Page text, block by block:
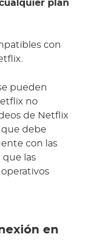
plan
con
pueden
no
de Netflix
que debe
con las
que las
en